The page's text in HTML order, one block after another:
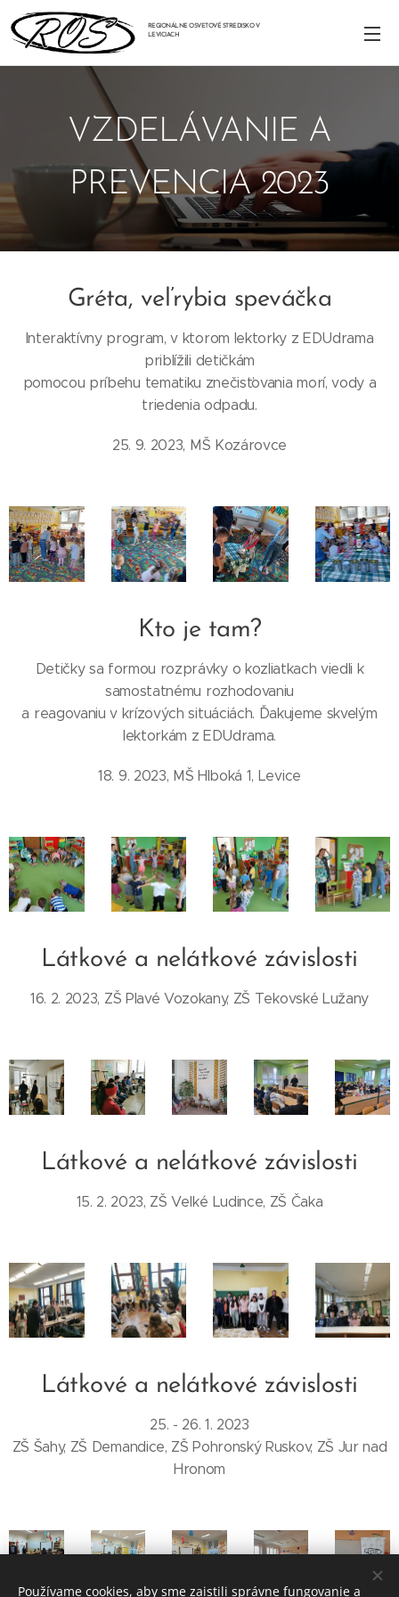
REGIONÁLNE OSVETOVÉ STREDISKO V
LEVICIACH
VZDELÁVANIE A
PREVENCIA 2023
Gréta, veľrybia speváčka
Interaktívny program, v ktorom lektorky z EDUdrama
priblížili detičkám
pomocou príbehu tematiku znečisťovania morí, vody a
triedenia odpadu.
25. 9. 2023, MŠ Kozárovce
Kto je tam?
Detičky sa formou rozprávky o kozliatkach viedli k
samostatnému rozhodovaniu
a reagovaniu v krízových situáciách. Ďakujeme skvelým
lektorkám z EDUdrama.
18. 9. 2023, MŠ Hlboká 1, Levice
Látkové a nelátkové závislosti
16. 2. 2023, ZŠ Plavé Vozokany, ZŠ Tekovské Lužany
Látkové a nelátkové závislosti
15. 2. 2023, ZŠ Veľké Ludince, ZŠ Čaka
Látkové a nelátkové závislosti
25. - 26. 1. 2023
ZŠ Šahy, ZŠ Demandice, ZŠ Pohronský Ruskov, ZŠ Jur nad
Hronom
Používame cookies, aby sme zaistili správne fungovanie a